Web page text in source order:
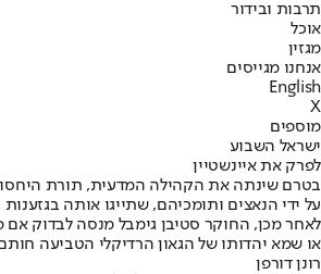
תרבות ובידור
אוכל
מגזין
אנחנו מגייסים
English
X
מוספים
ישראל השבוע
לפרק את איינשטיין
בטרם שינתה את הקהילה המדעית, תורת
על ידי הנאצים ותומכיהם, שתייגו אותה
לאחר מכן, החוקר סטיבן גימבל מנסה לבדוק אם
או שמא יהדותו של הגאון הרדיקלי הטביעה
רונן דורפן